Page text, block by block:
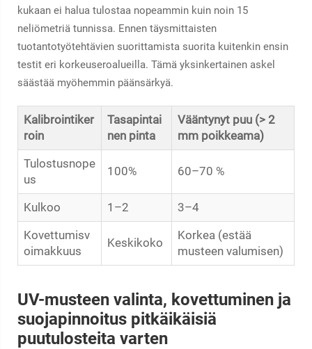
kukaan ei halua tulostaa nopeammin kuin noin 15
neliömetriä tunnissa. Ennen täysmittaisten
tuotantotyötehtävien suorittamista suorita kuitenkin ensin
testit eri korkeuseroalueilla. Tämä yksinkertainen askel
säästää myöhemmin päänsärkyä.
Kalibrointiker
roin
Tasapintai
nen pinta
Vääntynyt puu (> 2
mm poikkeama)
Tulostusnope
us
100% 60–70 %
Kulkoo 1–2
3–4
Kovettumisv
oimakkuus
Keskikoko
Korkea (estää
musteen valumisen)
UV-musteen valinta, kovettuminen ja
suojapinnoitus pitkäikäisiä
puutulosteita varten